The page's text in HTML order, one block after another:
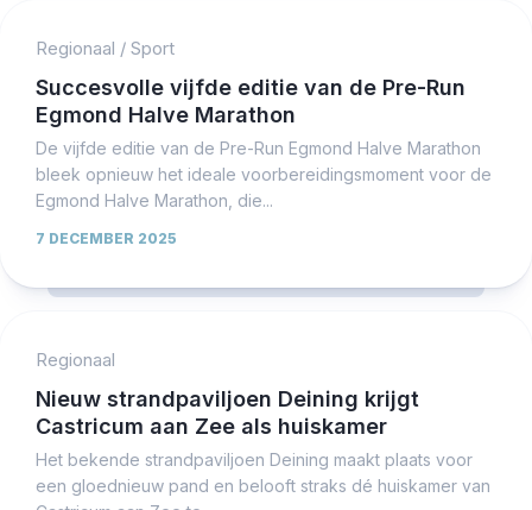
Regionaal / Sport
Succesvolle vijfde editie van de Pre-Run
Egmond Halve Marathon
De vijfde editie van de Pre-Run Egmond Halve Marathon
bleek opnieuw het ideale voorbereidingsmoment voor de
Egmond Halve Marathon, die...
7 DECEMBER 2025
Regionaal
Nieuw strandpaviljoen Deining krijgt
Castricum aan Zee als huiskamer
Het bekende strandpaviljoen Deining maakt plaats voor
een gloednieuw pand en belooft straks dé huiskamer van